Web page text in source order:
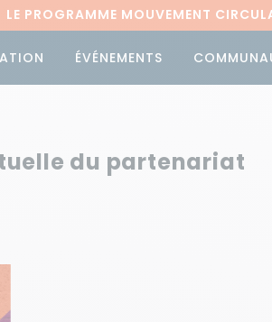
LE PROGRAMME MOUVEMENT
ÉVÉNEMENTS
du partenariat